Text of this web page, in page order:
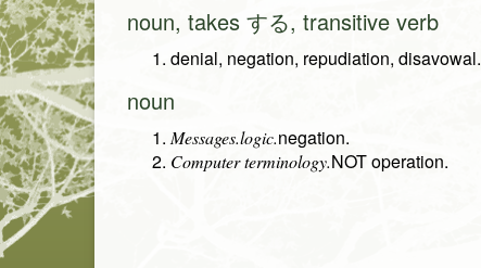
noun, takes する, transitive verb
denial, negation, repudiation, disavowal.
noun
Messages.logic.negation.
Computer terminology.NOT operation.